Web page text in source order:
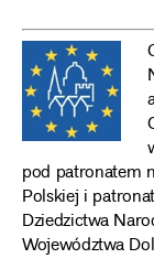
pod patronatem
Polskiej i
Dziedzictwa
Województwa